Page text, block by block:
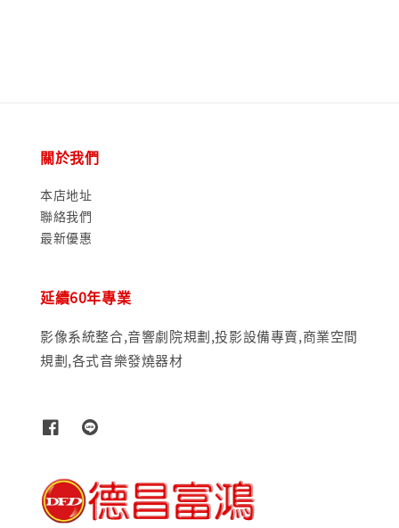
關於我們
本店地址
聯絡我們
最新優惠
延續60年專業
影像系統整合,音響劇院規劃,投影設備專賣,商業空間
規劃,各式音樂發燒器材